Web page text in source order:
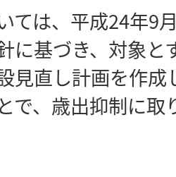
ては、平成24年9
に基づき、対象と
見直し計画を作成
で、歳出抑制に